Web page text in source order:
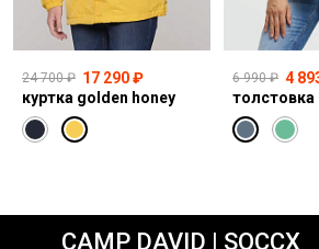
24 700 ₽ 17 290 ₽
куртка golden honey
6 990 ₽ 4
CAMP DAVID | SOCCX